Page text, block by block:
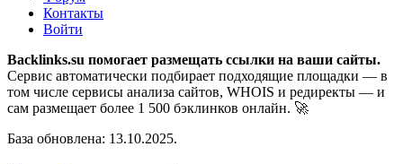
Контакты
Войти
Backlinks.su помогает размещать ссылки на ваши сайты.
Сервис автоматически подбирает подходящие площадки — в
том числе сервисы анализа сайтов, WHOIS и редиректы — и
сам размещает более 1 500 бэклинков онлайн. 🚀
База обновлена: 13.10.2025.